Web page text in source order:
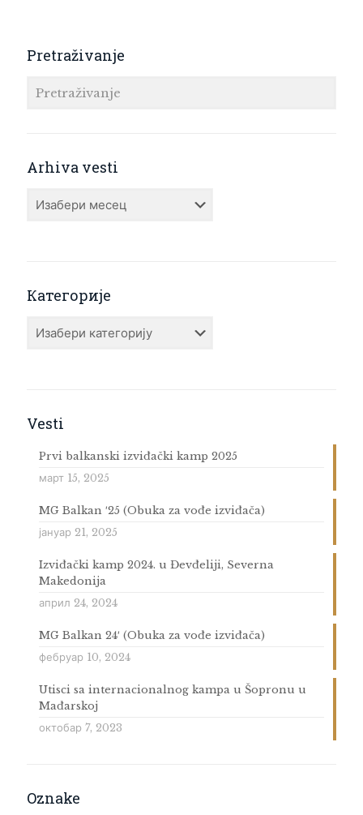
Pretraživanje
Arhiva vesti
vesti
Категорије
Vesti
Prvi balkanski izviđački kamp 2025
март 15, 2025
MG Balkan ′25 (Obuka za vođe izviđača)
јануар 21, 2025
Izviđački kamp 2024. u Đevđeliji, Severna
Makedonija
април 24, 2024
MG Balkan 24′ (Obuka za vođe izviđača)
фебруар 10, 2024
Utisci sa internacionalnog kampa u Šopronu u
Mađarskoj
октобар 7, 2023
Oznake